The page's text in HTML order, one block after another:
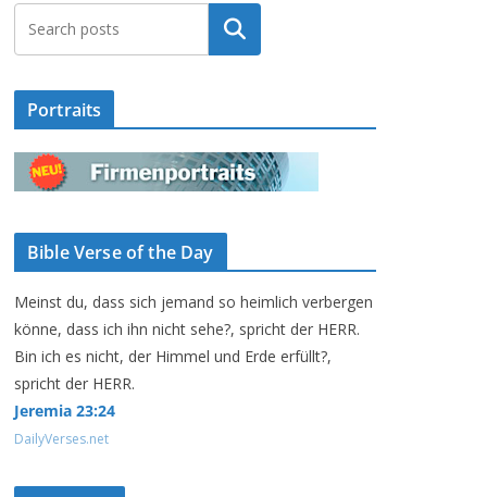
Suchen
Portraits
Bible Verse of the Day
Meinst du, dass sich jemand so heimlich verbergen
könne, dass ich ihn nicht sehe?, spricht der HERR.
Bin ich es nicht, der Himmel und Erde erfüllt?,
spricht der HERR.
Jeremia 23:24
DailyVerses.net